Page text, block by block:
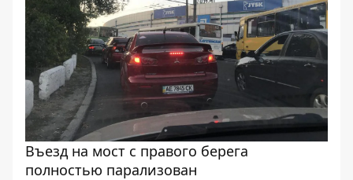
Въезд на мост с правого берега
полностью парализован